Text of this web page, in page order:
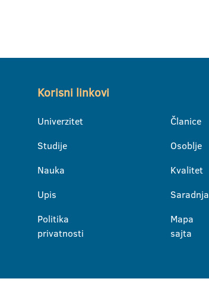
Korisni linkovi
Univerzitet
Studije
Nauka
Upis
Politika
privatnosti
Članice
Osoblje
Kvalitet
Saradnja
Mapa
sajta